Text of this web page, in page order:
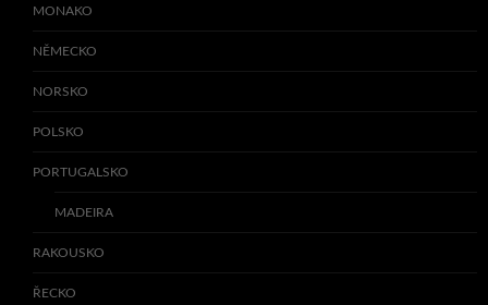
MONAKO
NĚMECKO
NORSKO
POLSKO
PORTUGALSKO
MADEIRA
RAKOUSKO
ŘECKO